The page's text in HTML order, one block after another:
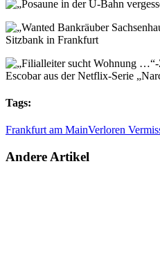
Tags:
Frankfurt am MainVerloren
Andere Artikel